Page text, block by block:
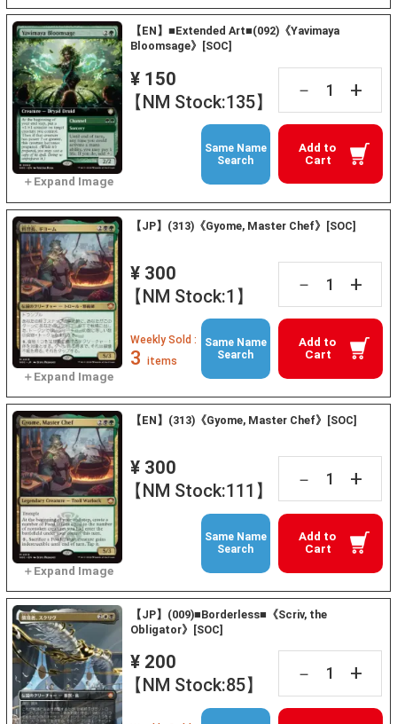
【EN】■Extended Art■(092)《Yavimaya
Bloomsage》[SOC]
¥ 150
【NM Stock:135】
－ +
Add to
Cart
Same Name
Search
【JP】(313)《Gyome, Master Chef》[SOC]
¥ 300
【NM Stock:1】
－ +
Add to
Cart
Weekly Sold :
3 items
Same Name
Search
【EN】(313)《Gyome, Master Chef》[SOC]
¥ 300
【NM Stock:111】
－ +
Add to
Cart
Same Name
Search
【JP】(009)■Borderless■《Scriv, the
Obligator》[SOC]
¥ 200
【NM Stock:85】
－ +